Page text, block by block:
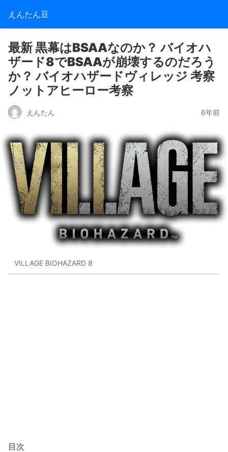
えんたん豆
最新 黒幕はBSAAなのか？ バイオハ
ザード8でBSAAが崩壊するのだろう
か？ バイオハザードヴィレッジ 考察
ノットアヒーロー考察
えんたん 6年前
VILLAGE BIOHAZARD 8
目次